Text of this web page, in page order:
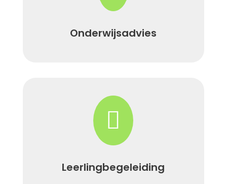
Onderwijsadvies

Leerlingbegeleiding